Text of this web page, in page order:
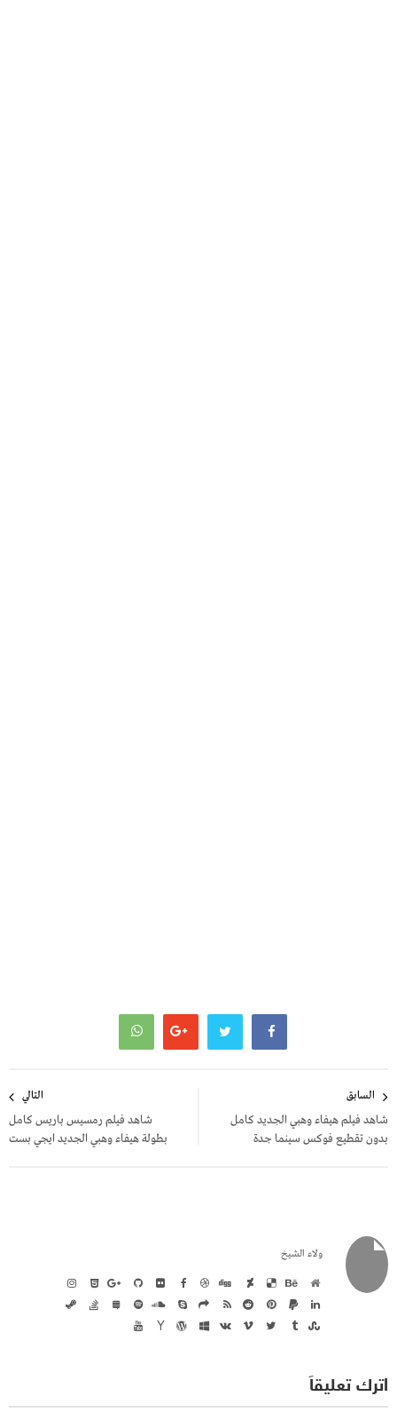
المقالات
السابق
شاهد فيلم هيفاء وهبي الجديد كامل
بدون تقطيع فوكس سينما جدة
التالي
شاهد فيلم رمسيس باريس كامل
بطولة هيفاء وهبي الجديد ايجي بست
ولاء الشيخ
اترك تعليقاً